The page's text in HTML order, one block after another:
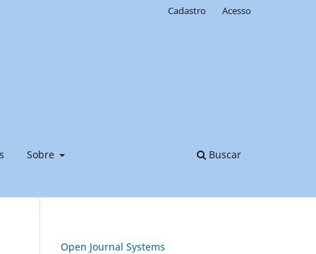
Sobre Buscar
Cadastro Acesso
Open Journal Systems